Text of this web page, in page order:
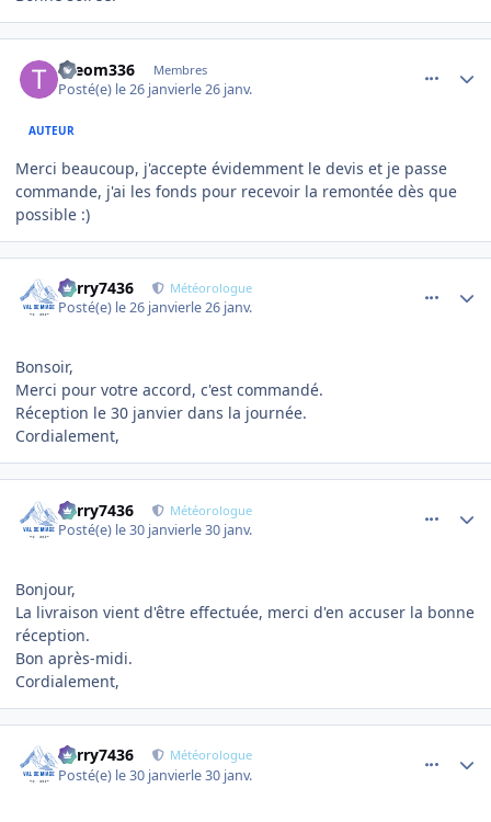
theom336 Membres
Posté(e) le 26 janvierle 26 janv.
AUTEUR
Merci beaucoup, j'accepte évidemment le devis et je passe
commande, j'ai les fonds pour recevoir la remontée dès que
possible :)
Perry7436 Météorologue
Posté(e) le 26 janvierle 26 janv.
Bonsoir,
Merci pour votre accord, c'est commandé.
Réception le 30 janvier dans la journée.
Cordialement,
Perry7436 Météorologue
Posté(e) le 30 janvierle 30 janv.
Bonjour,
La livraison vient d'être effectuée, merci d'en accuser la bonne
réception.
Bon après-midi.
Cordialement,
Perry7436 Météorologue
Posté(e) le 30 janvierle 30 janv.